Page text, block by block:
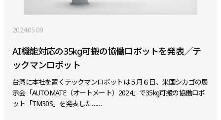
2024.05.09
AI機能対応の35kg可搬の協働ロボットを発表／テ
ックマンロボット
台湾に本社を置くテックマンロボットは５月６日、米国シカゴの展
示会「AUTOMATE（オートメート）2024」で35kg可搬の協働ロボ
ット「TM30S」を発表した……